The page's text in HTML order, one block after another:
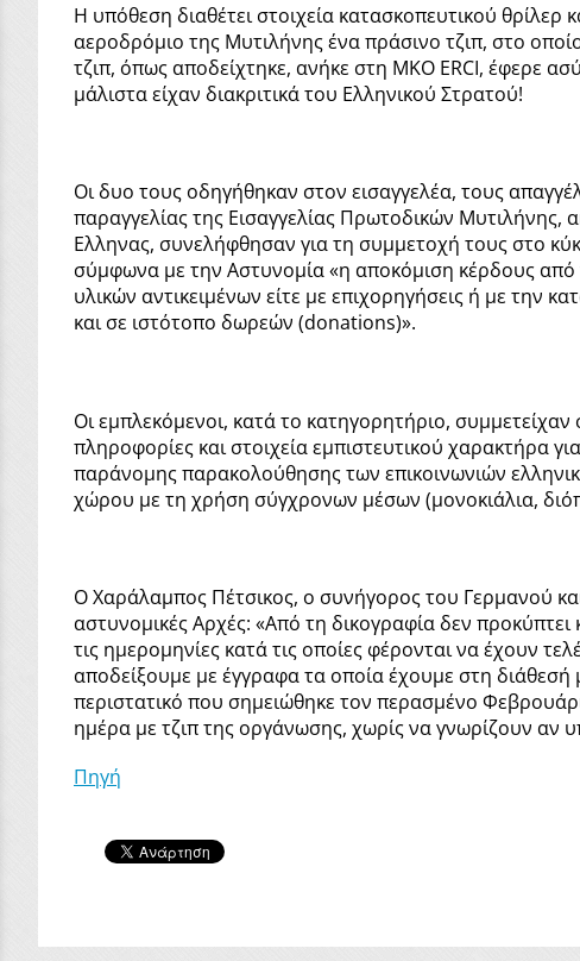
Η υπόθεση διαθέτει στοιχεία κατασκοπευτικού
αεροδρόμιο της Μυτιλήνης ένα πράσινο τζιπ, στο
τζιπ, όπως αποδείχτηκε, ανήκε στη ΜΚΟ ERCI, έφερε
μάλιστα είχαν διακριτικά του Ελληνικού Στρατού!
Οι δυο τους οδηγήθηκαν στον εισαγγελέα, τους
παραγγελίας της Εισαγγελίας Πρωτοδικών Μυτιλήνης,
Ελληνας, συνελήφθησαν για τη συμμετοχή τους στο
σύμφωνα με την Αστυνομία «η αποκόμιση κέρδους
υλικών αντικειμένων είτε με επιχορηγήσεις ή με την
και σε ιστότοπο δωρεών (donations)».
Οι εμπλεκόμενοι, κατά το κατηγορητήριο,
πληροφορίες και στοιχεία εμπιστευτικού χαρακτήρα
παράνομης παρακολούθησης των επικοινωνιών
χώρου με τη χρήση σύγχρονων μέσων (μονοκιάλια,
Ο Χαράλαμπος Πέτσικος, ο συνήγορος του Γερμανού
αστυνομικές Αρχές: «Από τη δικογραφία δεν προκύπτει
τις ημερομηνίες κατά τις οποίες φέρονται να έχουν
αποδείξουμε με έγγραφα τα οποία έχουμε στη
περιστατικό που σημειώθηκε τον περασμένο
ημέρα με τζιπ της οργάνωσης, χωρίς να γνωρίζουν αν
Πηγή